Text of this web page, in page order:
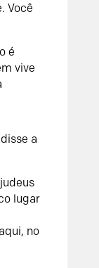
Você
é
vive
a
lugar
no